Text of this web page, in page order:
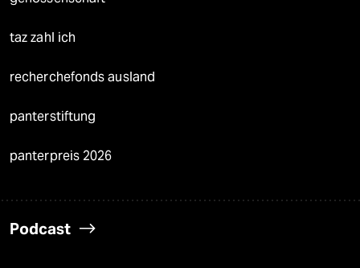
taz zahl ich
recherchefonds ausland
panterstiftung
panterpreis 2026
Podcast